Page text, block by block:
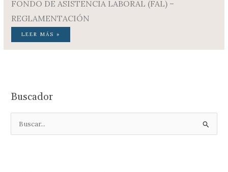
FONDO DE ASISTENCIA LABORAL (FAL) –
REGLAMENTACIÓN
LEER MÁS »
Buscador